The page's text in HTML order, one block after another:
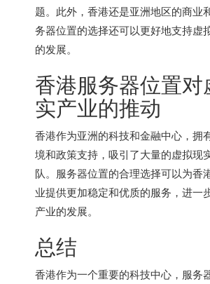
题。此外，香港还是亚洲地区的商业
务器位置的选择还可以更好地支持虚
的发展。
香港服务器位置对
实产业的推动
香港作为亚洲的科技和金融中心，拥
境和政策支持，吸引了大量的虚拟现
队。服务器位置的合理选择可以为香
业提供更加稳定和优质的服务，进一
产业的发展。
总结
香港作为一个重要的科技中心，服务